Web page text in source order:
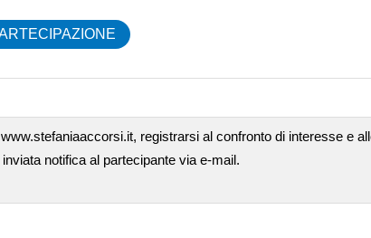
registrarsi al confronto di interesse e
notifica al partecipante via e-mail.